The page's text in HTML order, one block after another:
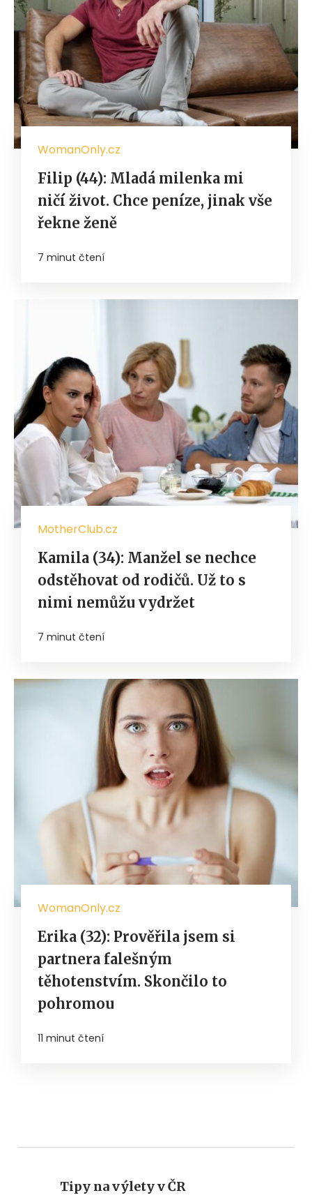
WomanOnly.cz
Filip (44): Mladá milenka mi
ničí život. Chce peníze, jinak vše
řekne ženě
7 minut čtení
MotherClub.cz
Kamila (34): Manžel se nechce
odstěhovat od rodičů. Už to s
nimi nemůžu vydržet
7 minut čtení
WomanOnly.cz
Erika (32): Prověřila jsem si
partnera falešným
těhotenstvím. Skončilo to
pohromou
11 minut čtení
Tipy na výlety v ČR